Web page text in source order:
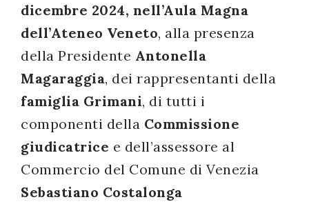
dicembre 2024, nell’Aula Magna
dell’Ateneo Veneto, alla presenza
della Presidente Antonella
Magaraggia, dei rappresentanti della
famiglia Grimani, di tutti i
componenti della Commissione
giudicatrice e dell’assessore al
Commercio del Comune di Venezia
Sebastiano Costalonga